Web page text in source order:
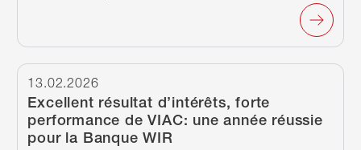
Excellent résultat d’intérêts, forte
performance de VIAC: une année réussie
pour la Banque WIR
13.02.2026
Continuer à lire